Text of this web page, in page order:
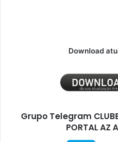
Download
Grupo Telegram CLUBE
PORTAL AZ